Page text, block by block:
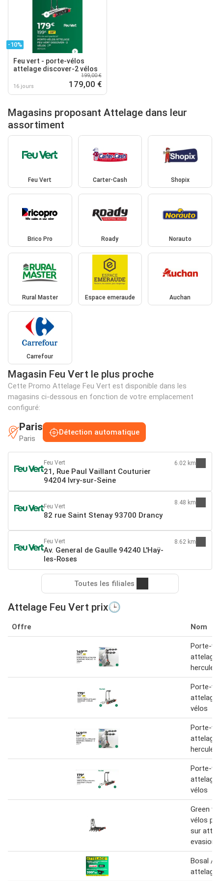
-10%
Feu vert - porte-vélos
attelage discover-2 vélos
16 jours
199,00 €
179,00 €
Magasins proposant Attelage dans leur
assortiment
Feu Vert Carter-Cash Shopix
Brico Pro Roady Norauto
Rural Master Espace emeraude Auchan
Carrefour
Magasin Feu Vert le plus proche
Cette Promo Attelage Feu Vert est disponible dans les
magasins ci-dessous en fonction de votre emplacement
configuré:
Paris
Paris
Détection automatique
Feu Vert
21, Rue Paul Vaillant Couturier
94204 Ivry-sur-Seine
6.02 km
Feu Vert
82 rue Saint Stenay 93700 Drancy
8.48 km
Feu Vert
Av. General de Gaulle 94240 L'Haÿ-
les-Roses
8.62 km
Toutes les filiales
Attelage Feu Vert prix🕒
Offre Nom
Porte-
attelage
hercule
Porte-
attelage
vélos
Porte-
attelage
hercule
Porte-
attelage
vélos
Green
vélos
sur
evasion
Bosal /
attelage